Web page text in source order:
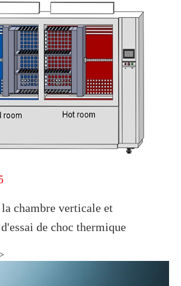
chambre verticale et
de choc thermique